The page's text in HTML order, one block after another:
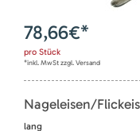
78,66€*
pro Stück
*inkl. MwSt zzgl. Versand
Nageleisen/
lang